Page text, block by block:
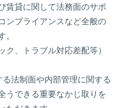
賃貸に関して法務面のサポ
ンプライアンスなど全般の
。
ク、トラブル対応差配等）
法制面や内部管理に関する
うできる重要なかじ取りを